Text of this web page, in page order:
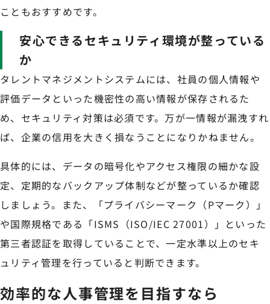
こともおすすめです。
安心できるセキュリティ環境が整っている
か
タレントマネジメントシステムには、社員の個人情報や
評価データといった機密性の高い情報が保存されるた
め、セキュリティ対策は必須です。万が一情報が漏洩すれ
ば、企業の信用を大きく損なうことになりかねません。
具体的には、データの暗号化やアクセス権限の細かな設
定、定期的なバックアップ体制などが整っているか確認
しましょう。また、「プライバシーマーク（Pマーク）」
や国際規格である「ISMS（ISO/IEC 27001）」といった
第三者認証を取得していることで、一定水準以上のセキ
ュリティ管理を行っていると判断できます。
効率的な人事管理を目指すなら